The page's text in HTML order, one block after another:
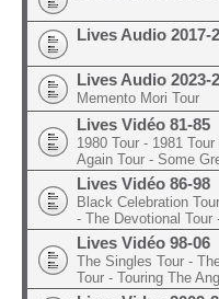
Lives Audio 2017-
Lives Audio 2023-
Memento Mori Tour
Lives Vidéo 81-85
1980 Tour - 1981
Again Tour - Some
Lives Vidéo 86-98
Black Celebration
- The Devotional
Lives Vidéo 98-06
The Singles Tour -
Tour - Touring The